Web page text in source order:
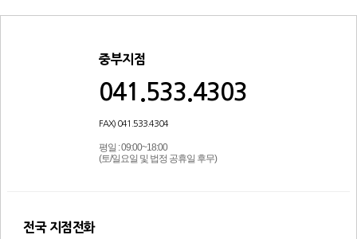
중부지점
041.533.4303
FAX) 041.533.4304
평일 : 09:00~18:00
(토/일요일 및 법정 공휴일 후무)
전국 지점전화